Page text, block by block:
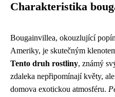
Charakteristika
Bougainvillea, okouzlující
Ameriky, je skutečným
Tento druh rostliny, známý
zdaleka nepřipomínají květy,
domova exotickou atmosféru.